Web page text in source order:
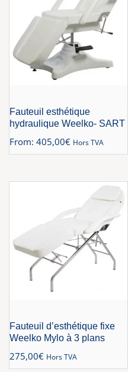
Fauteuil esthétique
hydraulique Weelko- SART
From: 405,00€ Hors TVA
Fauteuil d’esthétique fixe
Weelko Mylo à 3 plans
275,00€ Hors TVA